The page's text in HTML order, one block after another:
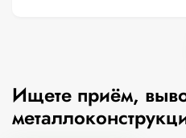
Ищете приём,